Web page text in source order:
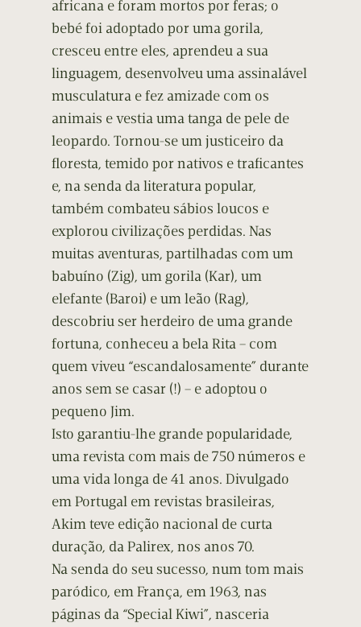
africana e foram mortos por feras; o
bebé foi adoptado por uma gorila,
cresceu entre eles, aprendeu a sua
linguagem, desenvolveu uma assinalável
musculatura e fez amizade com os
animais e vestia uma tanga de pele de
leopardo. Tornou-se um justiceiro da
floresta, temido por nativos e traficantes
e, na senda da literatura popular,
também combateu sábios loucos e
explorou civilizações perdidas. Nas
muitas aventuras, partilhadas com um
babuíno (Zig), um gorila (Kar), um
elefante (Baroi) e um leão (Rag),
descobriu ser herdeiro de uma grande
fortuna, conheceu a bela Rita – com
quem viveu “escandalosamente” durante
anos sem se casar (!) – e adoptou o
pequeno Jim.
Isto garantiu-lhe grande popularidade,
uma revista com mais de 750 números e
uma vida longa de 41 anos. Divulgado
em Portugal em revistas brasileiras,
Akim teve edição nacional de curta
duração, da Palirex, nos anos 70.
Na senda do seu sucesso, num tom mais
paródico, em França, em 1963, nas
páginas da “Special Kiwi”, nasceria